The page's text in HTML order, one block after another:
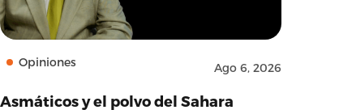
Opiniones Ago 6, 2026
Asmáticos y el polvo del Sahara